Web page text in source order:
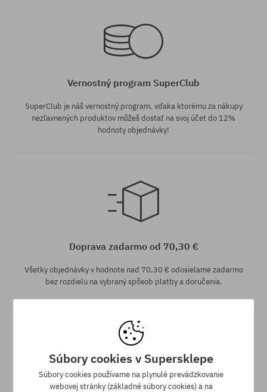
Vernostný program SuperClub
SuperClub je náš vernostný program, vďaka ktorému za nákupy
nezľavnených produktov môžeš dostať na svoj účet do 12%
hodnoty objednávky!
Doprava zadarmo od 70,30 €
Všetky objednávky v hodnote nad 70,30 € odosielame zadarmo
bez rozdielu na vybraný spôsob platby a doručenia.
Súbory cookies v Supersklepe
Súbory cookies používame na plynulé prevádzkovanie
webovej stránky (základné súbory cookies) a na